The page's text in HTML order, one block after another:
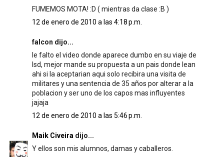
FUMEMOS MOTA! :D ( mientras da clase :B )
12 de enero de 2010 a las 4:18 p.m.
falcon dijo...
le falto el video donde aparece dumbo en su viaje de
lsd, mejor mande su propuesta a un pais donde lean
ahi si la aceptarian aqui solo recibira una visita de
militares y una sentencia de 35 años por alterar a la
poblacion y ser uno de los capos mas influyentes
jajaja
12 de enero de 2010 a las 5:46 p.m.
Maik Civeira dijo...
Y ellos son mis alumnos, damas y caballeros.